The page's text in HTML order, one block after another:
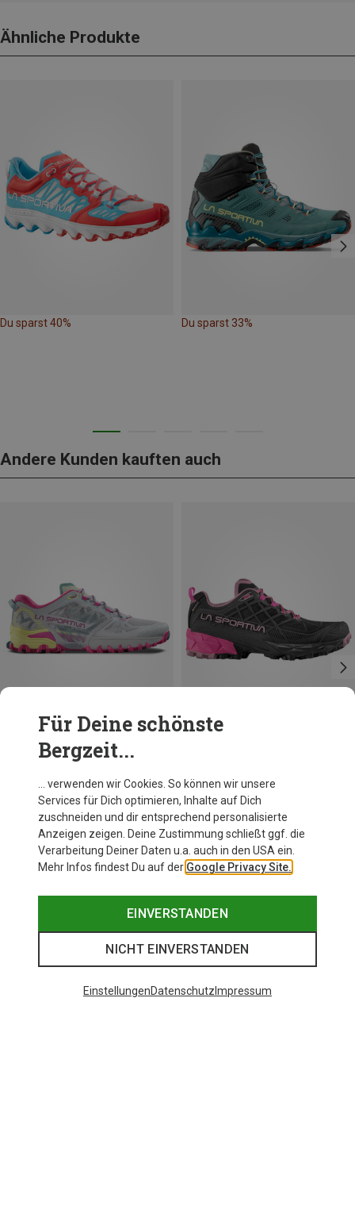
Ähnliche Produkte
Du sparst 40% Du sparst 33%
Andere Kunden kauften auch
La Sportiva
Damen Bushido III Schuhe
CHF 187.20
37.5 38.5 40
La Sportiva
Damen Akyra II GTX Schuhe
CHF 188.20
Für Deine schönste
Bergzeit...
… verwenden wir Cookies. So können wir unsere
Services für Dich optimieren, Inhalte auf Dich
zuschneiden und dir entsprechend personalisierte
Anzeigen zeigen. Deine Zustimmung schließt ggf. die
Verarbeitung Deiner Daten u.a. auch in den USA ein.
Mehr Infos findest Du auf der Google Privacy Site.
EINVERSTANDEN
NICHT EINVERSTANDEN
EinstellungenDatenschutz Impressum